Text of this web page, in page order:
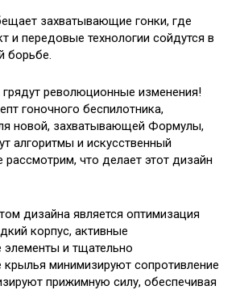
захватывающие гонки, где
и передовые технологии сойдутся в
борьбе.
грядут революционные изменения!
гоночного беспилотника,
новой, захватывающей Формулы,
алгоритмы и искусственный
рассмотрим, что делает этот дизайн
дизайна является оптимизация
корпус, активные
элементы и тщательно
крылья минимизируют сопротивление
прижимную силу, обеспечивая